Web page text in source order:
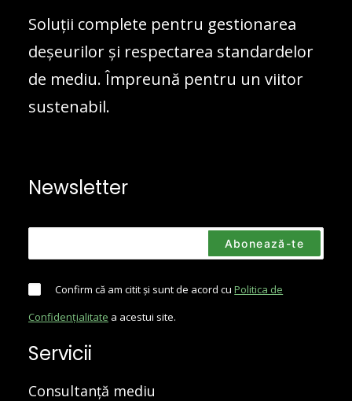
Soluții complete pentru gestionarea
deșeurilor și respectarea standardelor
de mediu. Împreună pentru un viitor
sustenabil.
Newsletter
Confirm că am citit și sunt de acord cuPolitica de
Confidențialitate a acestui site.
Servicii
Consultanță mediu